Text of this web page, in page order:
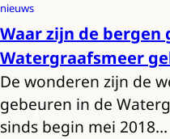
nieuws
Waar zijn de
Watergraafsmeer
De wonderen zijn de
gebeuren in de
sinds begin mei 2018…